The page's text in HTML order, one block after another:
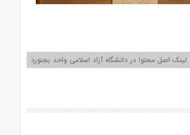
لینک اصل محتوا در دانشگاه آزاد اسلامی واحد بجنورد